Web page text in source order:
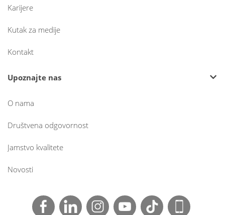
Karijere
Kutak za medije
Kontakt
Upoznajte nas
O nama
Društvena odgovornost
Jamstvo kvalitete
Novosti